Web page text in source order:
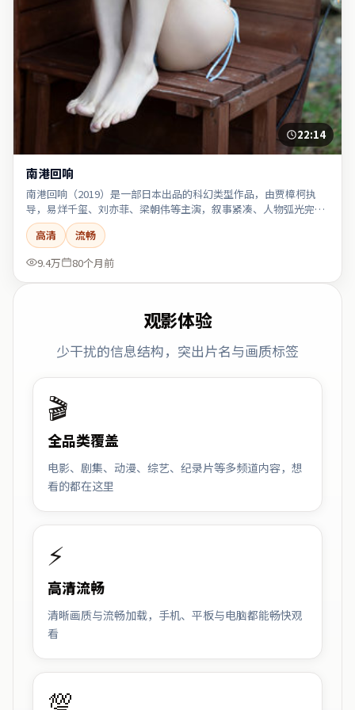
22:14
南港回响
南港回响（2019）是一部日本出品的科幻类型作品，由贾樟柯执
导，易烊千玺、刘亦菲、梁朝伟等主演，叙事紧凑、人物弧光完
整。
高清
流畅
9.4万
80个月前
观影体验
少干扰的信息结构，突出片名与画质标签
🎬
全品类覆盖
电影、剧集、动漫、综艺、纪录片等多频道内容，想
看的都在这里
⚡
高清流畅
清晰画质与流畅加载，手机、平板与电脑都能畅快观
看
💯